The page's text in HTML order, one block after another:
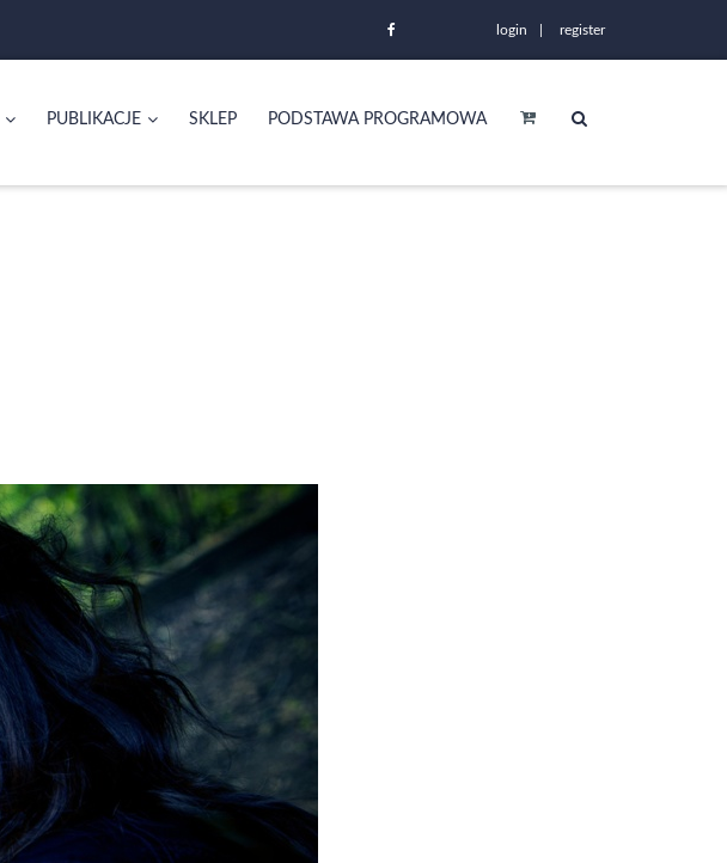
login register
PUBLIKACJE SKLEP PODSTAWA PROGRAMOWA